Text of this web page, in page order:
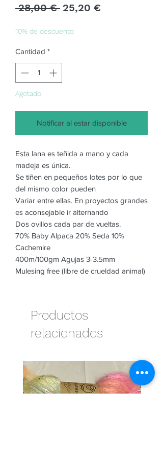
28,00 € Precio
25,20 €Precio
10% de descuento
Cantidad *
Agotado
Notificar al estar disponible
Esta lana es teñida a mano y cada
madeja es única.
Se tiñen en pequeños lotes por lo que
del mismo color pueden
Variar entre ellas. En proyectos grandes
es aconsejable ir alternando
Dos ovillos cada par de vueltas.
70% Baby Alpaca 20% Seda 10%
Cachemire
400m/100gm Agujas 3-3.5mm
Mulesing free (libre de crueldad animal)
Productos
relacionados